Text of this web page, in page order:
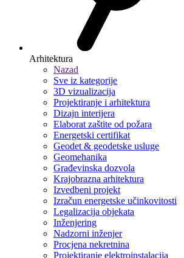
Arhitektura
Nazad
Sve iz kategorije
3D vizualizacija
Projektiranje i arhitektura
Dizajn interijera
Elaborat zaštite od požara
Energetski certifikat
Geodet & geodetske usluge
Geomehanika
Građevinska dozvola
Krajobrazna arhitektura
Izvedbeni projekt
Izračun energetske učinkovitosti
Legalizacija objekata
Inženjering
Nadzorni inženjer
Procjena nekretnina
Projektiranje elektroinstalacija